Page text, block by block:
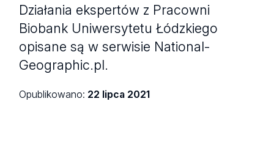
Działania ekspertów z Pracowni
Biobank Uniwersytetu Łódzkiego
opisane są w serwisie National-
Geographic.pl.
Opublikowano: 22 lipca 2021